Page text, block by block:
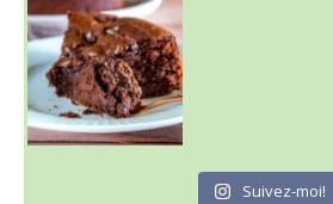
Suivez-moi!